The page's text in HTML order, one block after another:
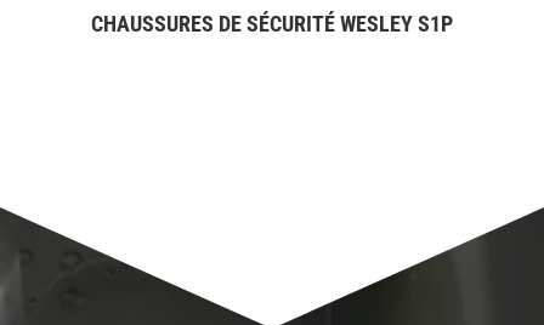
CHAUSSURES DE SÉCURITÉ WESLEY S1P